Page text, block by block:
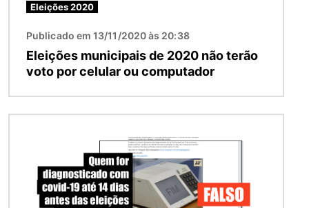
Eleições 2020
Publicado em 13/11/2020 às 20:38
Eleições municipais de 2020 não terão
voto por celular ou computador